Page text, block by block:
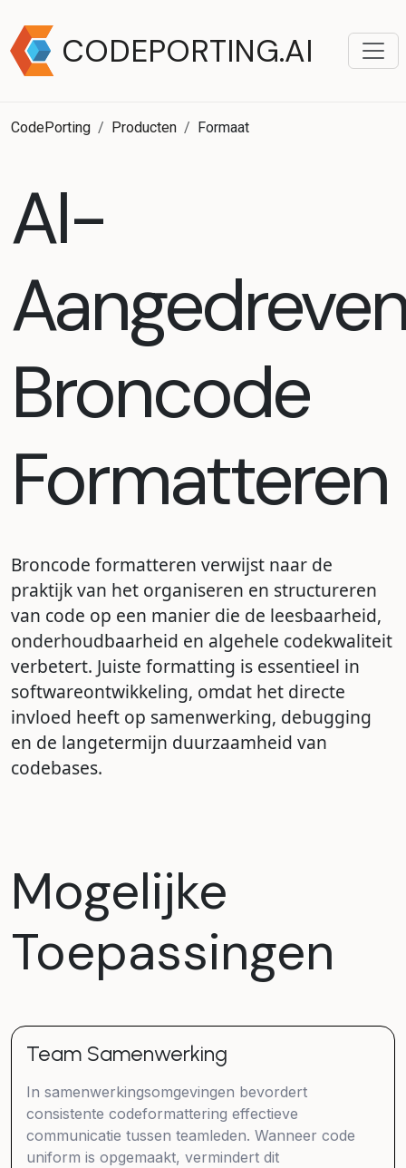
CODEPORTING.AI
CodePorting Producten Formaat
AI-
Broncode
Formatteren
Broncode formatteren verwijst naar de
praktijk van het organiseren en structureren
van code op een manier die de leesbaarheid,
onderhoudbaarheid en algehele codekwaliteit
verbetert. Juiste formatting is essentieel in
softwareontwikkeling, omdat het directe
invloed heeft op samenwerking, debugging
en de langetermijn duurzaamheid van
codebases.
Mogelijke
Toepassingen
Team Samenwerking
In samenwerkingsomgevingen bevordert
consistente codeformattering effectieve
communicatie tussen teamleden. Wanneer code
uniform is opgemaakt, vermindert dit